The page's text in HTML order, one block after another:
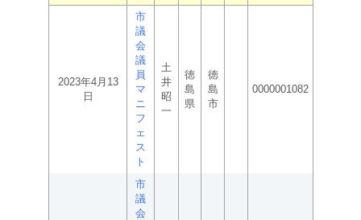
2023年4月13
日
市
議
会
議
員
マ
ニ
フ
ェ
ス
ト
土
井
昭
一
徳
島
県
徳
島
市
0000001082
市
議
会